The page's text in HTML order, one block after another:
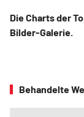
Die Charts der
Bilder-Galerie.
Behandelte